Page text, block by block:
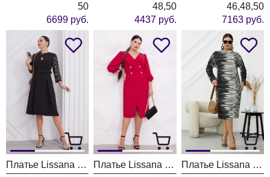
50
6699 руб.
48,50
4437 руб.
46,48,50
7163 руб.
Платье Lissana 4832 Платье Lissana 4841 Платье Lissana 4767